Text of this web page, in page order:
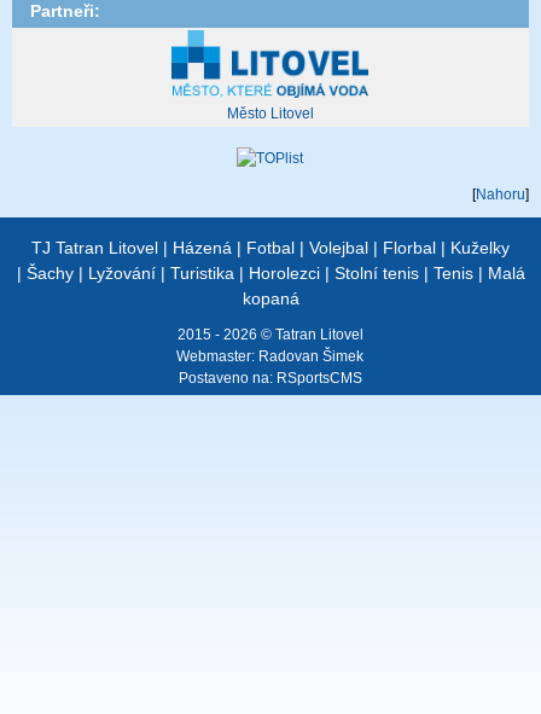
Partneři:
Město Litovel
[Nahoru]
TJ Tatran Litovel | Házená | Fotbal | Volejbal | Florbal | Kuželky
| Šachy| Lyžování| Turistika | Horolezci| Stolní tenis| Tenis| Malá
kopaná
2015 - 2026 © Tatran Litovel
Webmaster: Radovan Šimek
Postaveno na: RSportsCMS